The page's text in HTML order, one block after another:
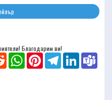
Благодарим ви!
Reddit WhatsAppPinterestTelegramLinkedIn